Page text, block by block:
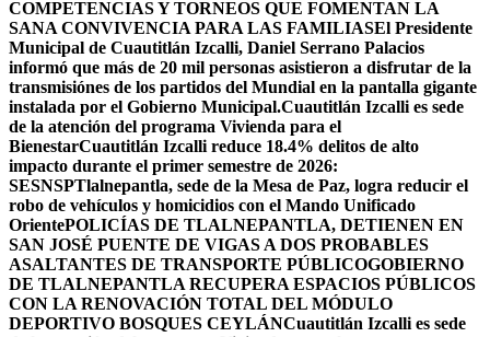
COMPETENCIAS Y TORNEOS QUE FOMENTAN LA
SANA CONVIVENCIA PARA LAS FAMILIASEl Presidente
Municipal de Cuautitlán Izcalli, Daniel Serrano Palacios
informó que más de 20 mil personas asistieron a disfrutar de la
transmisiónes de los partidos del Mundial en la pantalla gigante
instalada por el Gobierno Municipal.Cuautitlán Izcalli es sede
de la atención del programa Vivienda para el
BienestarCuautitlán Izcalli reduce 18.4% delitos de alto
impacto durante el primer semestre de 2026:
SESNSPTlalnepantla, sede de la Mesa de Paz, logra reducir el
robo de vehículos y homicidios con el Mando Unificado
OrientePOLICÍAS DE TLALNEPANTLA, ​DETIENEN EN
SAN JOSÉ PUENTE DE VIGAS A DOS PROBABLES
ASALTANTES DE TRANSPORTE PÚBLICOGOBIERNO
DE TLALNEPANTLA RECUPERA ESPACIOS PÚBLICOS
CON LA RENOVACIÓN TOTAL DEL MÓDULO
DEPORTIVO BOSQUES CEYLÁNCuautitlán Izcalli es sede